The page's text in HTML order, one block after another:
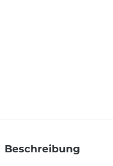
Beschreibung